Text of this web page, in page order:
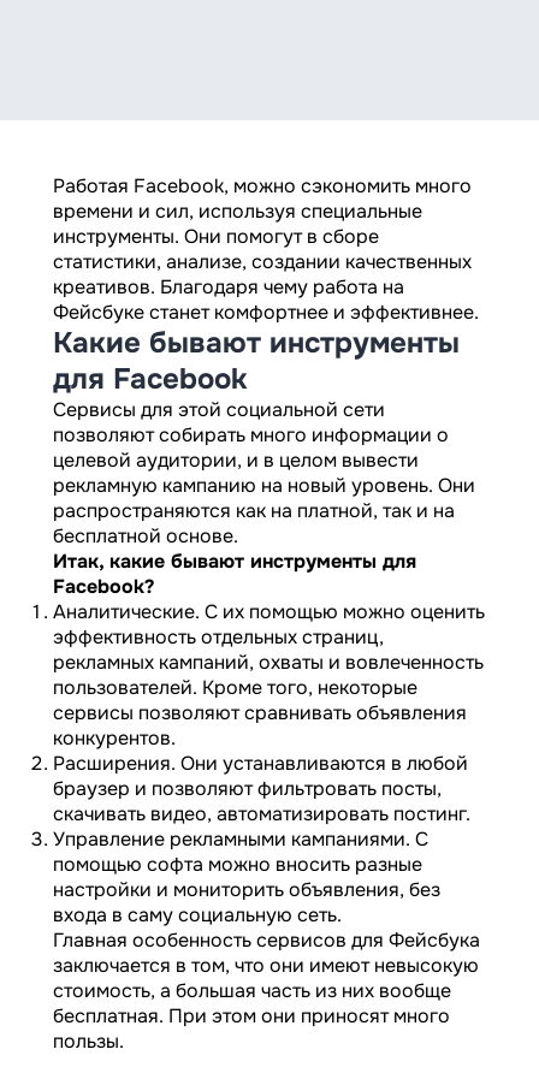
Работая Facebook, можно сэкономить много
времени и сил, используя специальные
инструменты. Они помогут в сборе
статистики, анализе, создании качественных
креативов. Благодаря чему работа на
Фейсбуке станет комфортнее и эффективнее.
Какие бывают инструменты
для Facebook
Сервисы для этой социальной сети
позволяют собирать много информации о
целевой аудитории, и в целом вывести
рекламную кампанию на новый уровень. Они
распространяются как на платной, так и на
бесплатной основе.
Итак, какие бывают инструменты для
Facebook?
Аналитические. С их помощью можно оценить
эффективность отдельных страниц,
рекламных кампаний, охваты и вовлеченность
пользователей. Кроме того, некоторые
сервисы позволяют сравнивать объявления
конкурентов.
Расширения. Они устанавливаются в любой
браузер и позволяют фильтровать посты,
скачивать видео, автоматизировать постинг.
Управление рекламными кампаниями. С
помощью софта можно вносить разные
настройки и мониторить объявления, без
входа в саму социальную сеть.
Главная особенность сервисов для Фейсбука
заключается в том, что они имеют невысокую
стоимость, а большая часть из них вообще
бесплатная. При этом они приносят много
пользы.